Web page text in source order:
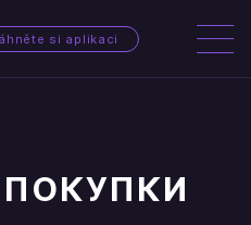
si aplikaci